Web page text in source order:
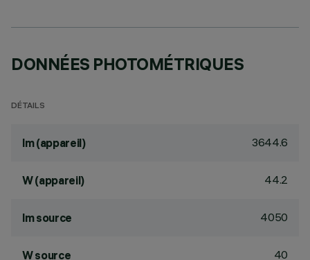
DONNÉES PHOTOMÉTRIQUES
DÉTAILS
lm (appareil) 3644.6
W (appareil) 44.2
lm source 4050
W source 40